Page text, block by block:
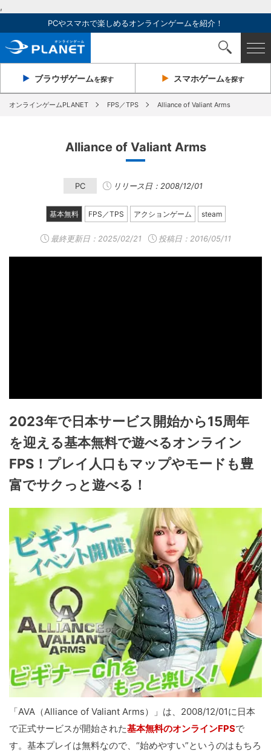
,
PCやスマホで楽しめるオンラインゲームを紹介！
ブラウザゲームを探す スマホゲームを探す
オンラインゲームPLANET FPS／TPS Alliance of Valiant Arms
Alliance of Valiant Arms
PC リリース日：2008/12/01
基本無料 FPS／TPS アクションゲーム steam
最終更新日： 2025/02/21 投稿日：2016/05/11
2023年で日本サービス開始から15周年
を迎える基本無料で遊べるオンライン
FPS！プレイ人口もマップやモードも豊
富でサクっと遊べる！
「AVA（Alliance of Valiant Arms）」は、2008/12/01に日本
で正式サービスが開始された基本無料のオンラインFPSで
す。基本プレイは無料なので、“始めやすい”というのはもちろ